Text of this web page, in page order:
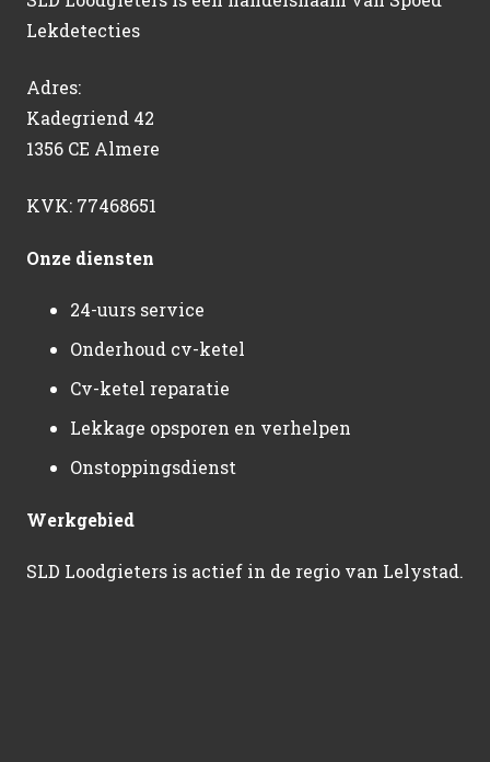
Lekdetecties
Adres:
Kadegriend 42
1356 CE Almere
KVK: 77468651
Onze diensten
24-uurs service
Onderhoud cv-ketel
Cv-ketel reparatie
Lekkage opsporen en verhelpen
Onstoppingsdienst
Werkgebied
SLD Loodgieters is actief in de regio van Lelystad.